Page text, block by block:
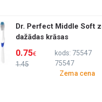
Dr. Perfect Middle Soft
dažādas krāsas
1.45
0.75€
kods: 75547
75547
Zema cena